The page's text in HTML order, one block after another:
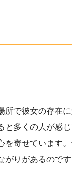
で彼女の存在に
と多くの人が感
を寄せています
りがあるのです